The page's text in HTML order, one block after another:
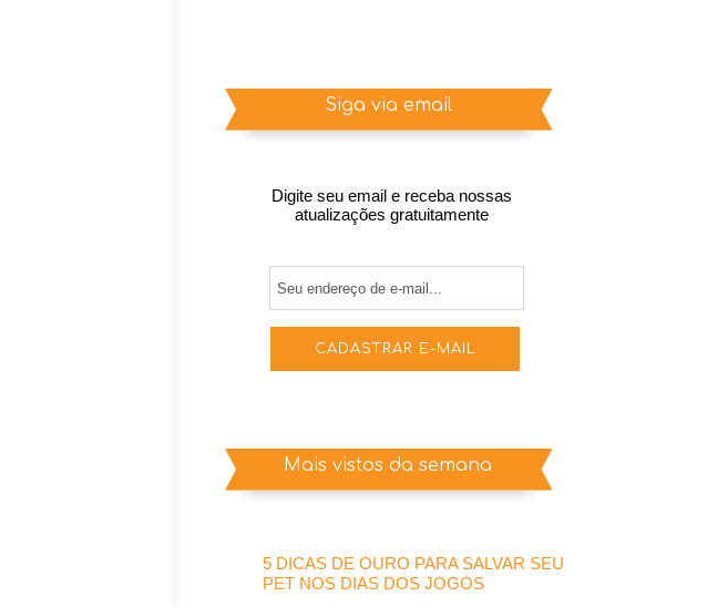
Siga via email
Digite seu email e receba nossas
atualizações gratuitamente
Mais vistos da semana
5 DICAS DE OURO PARA SALVAR SEU
PET NOS DIAS DOS JOGOS